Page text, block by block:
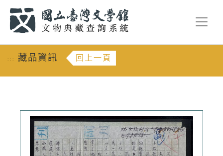
::: 藏品資訊 回上一頁